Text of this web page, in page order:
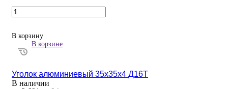
В корзину
В корзине
Уголок алюминиевый 35х35х4 Д16Т
В наличии